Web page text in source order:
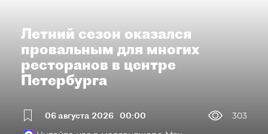
Летний сезон оказался
провальным для многих
ресторанов в центре
Петербурга
06 августа 2026 00:00
303